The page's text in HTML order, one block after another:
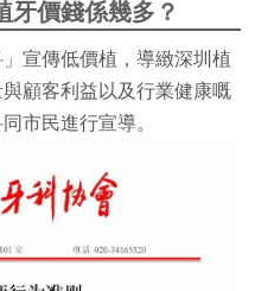
牙價錢係幾多？
宣傳低價植，導緻深圳植
顧客利益以及行業健康嘅
市民進行宣導。